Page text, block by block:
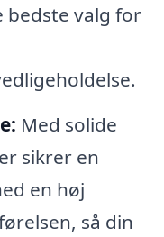
bedste valg for
Med solide
sikrer en
en høj
så din